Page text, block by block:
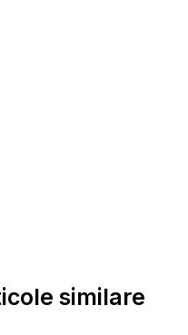
similare